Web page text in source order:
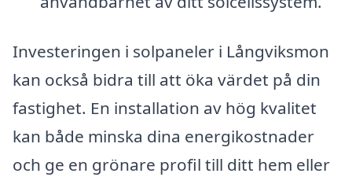
Investeringen i solpaneler i Långviksmon
kan också bidra till att öka värdet på din
fastighet. En installation av hög kvalitet
kan både minska dina energikostnader
och ge en grönare profil till ditt hem eller